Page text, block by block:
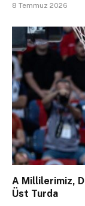
8 Temmuz 2026
A Millilerimiz,
Üst Turda